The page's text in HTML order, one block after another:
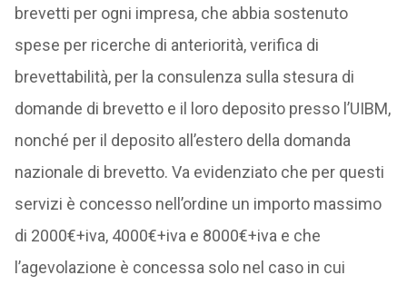
brevetti per ogni impresa, che abbia sostenuto
spese per ricerche di anteriorità, verifica di
brevettabilità, per la consulenza sulla stesura di
domande di brevetto e il loro deposito presso l’UIBM,
nonché per il deposito all’estero della domanda
nazionale di brevetto. Va evidenziato che per questi
servizi è concesso nell’ordine un importo massimo
di 2000€+iva, 4000€+iva e 8000€+iva e che
l’agevolazione è concessa solo nel caso in cui